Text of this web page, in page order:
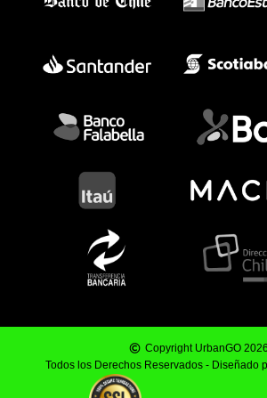
Copyright UrbanGO
Todos los Derechos Reservados - Diseñado